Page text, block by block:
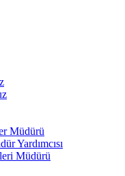
Müdürü
Yardımcısı
Müdürü